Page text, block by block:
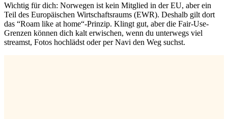
Wichtig für dich: Norwegen ist kein Mitglied in der EU, aber ein
Teil des Europäischen Wirtschaftsraums (EWR). Deshalb gilt dort
das “Roam like at home“-Prinzip. Klingt gut, aber die Fair-Use-
Grenzen können dich kalt erwischen, wenn du unterwegs viel
streamst, Fotos hochlädst oder per Navi den Weg suchst.